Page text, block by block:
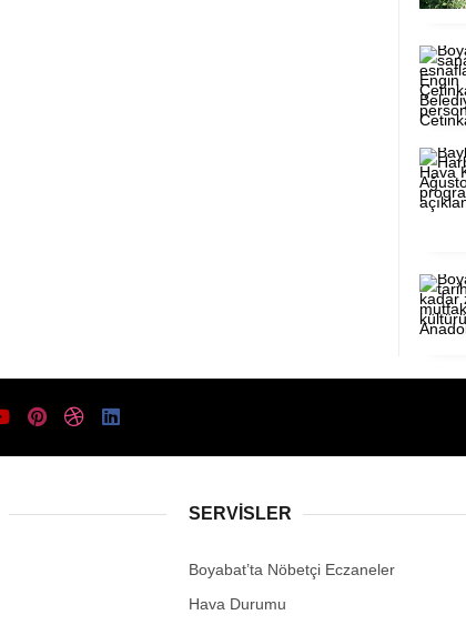
SERVISLER
Boyabat’ta Nöbetçi Eczaneler
Hava Durumu